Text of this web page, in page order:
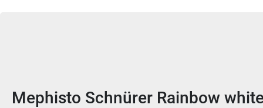
Produktinformationen
Mephisto Schnürer Rainbow